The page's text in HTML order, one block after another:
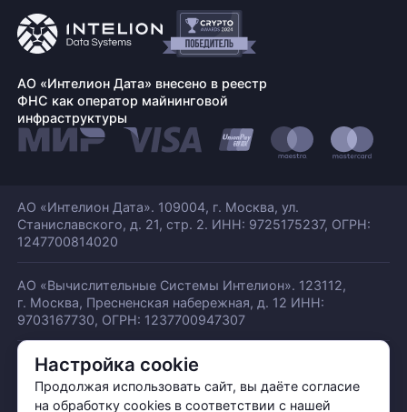
Настройка cookie
Продолжая использовать сайт, вы даёте согласие
на обработку cookies в соответствии с нашей
АО «Интелион Дата» внесено в реестр
ФНС как оператор майнинговой
инфраструктуры
АО «Интелион Дата». 109004, г. Москва, ул.
Станиславского, д. 21, стр. 2. ИНН: 9725175237, ОГРН:
1247700814020
АО «Вычислительные Системы Интелион». 123112,
г. Москва, Пресненская набережная, д. 12 ИНН:
9703167730, ОГРН: 1237700947307
© АО «ИНТЕЛИОН ДАТА» 2026
Политика обработки ПДн
Политика конфиденциальности